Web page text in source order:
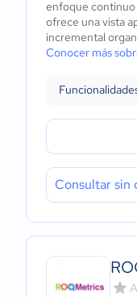
enfoque continuo
ofrece una vista
incremental
Conocer más
Consultar sin